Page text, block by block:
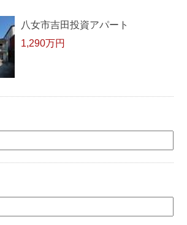
八女市吉田投資アパート
1,290万円